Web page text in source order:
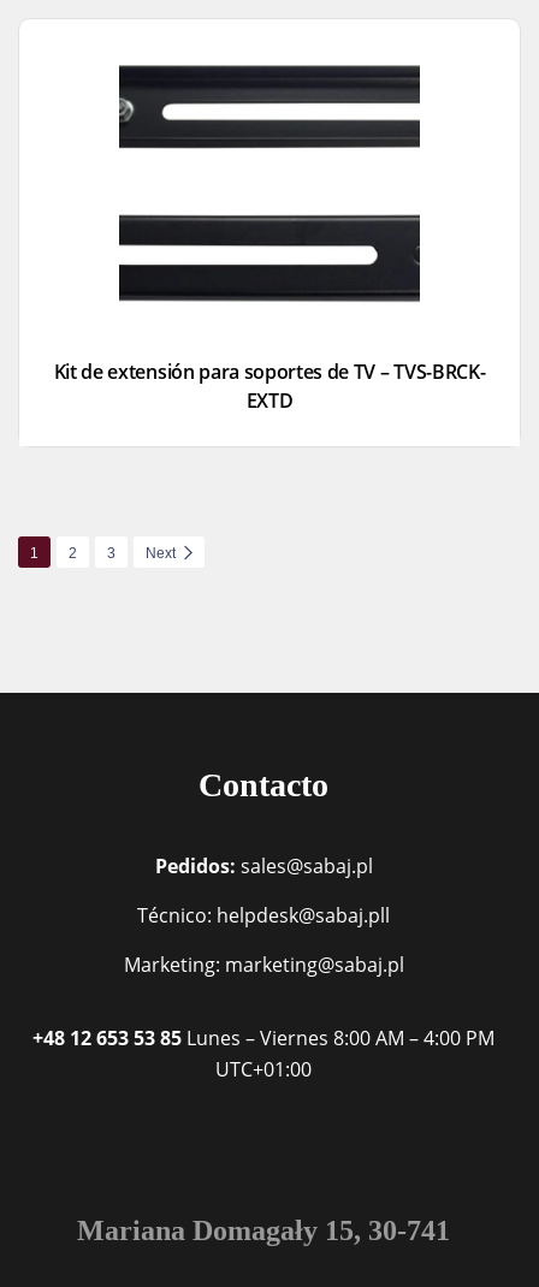
Kit de extensión para soportes de TV – TVS-BRCK-
EXTD
1 2 3 Next
Contacto
Pedidos: sales@sabaj.pl
Técnico: helpdesk@sabaj.pll
Marketing: marketing@sabaj.pl
+48 12 653 53 85 Lunes – Viernes 8:00 AM – 4:00 PM
UTC+01:00
Mariana Domagały 15, 30-741